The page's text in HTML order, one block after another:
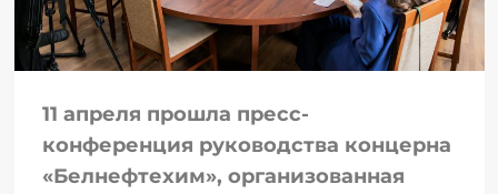
11 апреля прошла пресс-
конференция руководства концерна
«Белнефтехим», организованная